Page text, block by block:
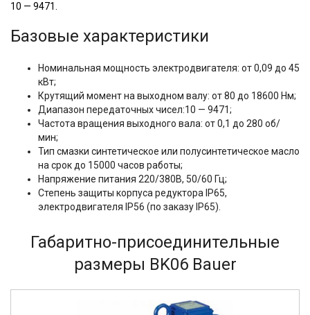
10 — 9471.
Базовые характеристики
Номинальная мощность электродвигателя: от 0,09 до 45
кВт;
Крутящий момент на выходном валу: от 80 до 18600 Нм;
Диапазон передаточных чисел:10 — 9471;
Частота вращения выходного вала: от 0,1 до 280 об/
мин;
Тип смазки синтетическое или полусинтетическое масло
на срок до 15000 часов работы;
Напряжение питания 220/380В, 50/60 Гц;
Степень защиты корпуса редуктора IP65,
электродвигателя IP56 (по заказу IP65).
Габаритно-присоединительные
размеры BK06 Bauer